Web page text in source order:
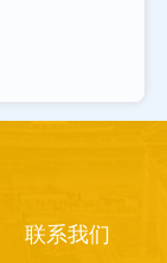
联系我们